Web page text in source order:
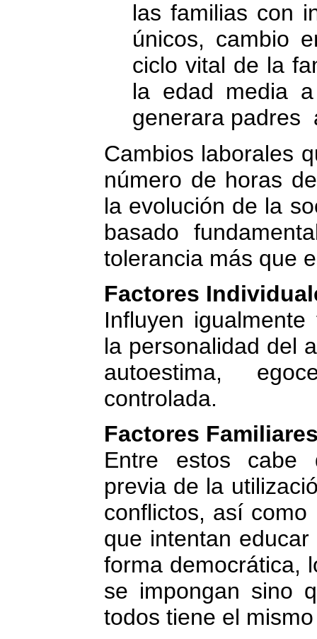
las familias con
únicos, cambio
ciclo vital de la
la edad media
generara padres
Cambios laborales
número de horas
la evolución de la
basado
tolerancia más que
Factores
Influyen
la personalidad del
autoestima,
controlada.
Factores
Entre estos cabe
previa de la
conflictos, así como
que intentan
forma democrática,
se impongan sino
todos tiene el